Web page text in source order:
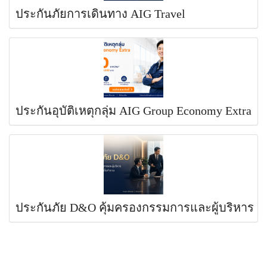
ประกันภัยการเดินทาง AIG Travel
ประกันอุบัติเหตุกลุ่ม AIG Group Economy Extra
ประกันภัย D&O คุ้มครองกรรมการและผู้บริหาร